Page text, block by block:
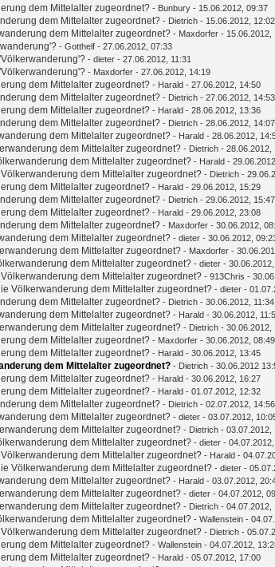
dem Mittelalter zugeordnet? - Bunbury - 15.06.2012, 09:37
dem Mittelalter zugeordnet? - Dietrich - 15.06.2012, 12:02
dem Mittelalter zugeordnet? - Maxdorfer - 15.06.2012,
- Gotthelf - 27.06.2012, 07:33
- dieter - 27.06.2012, 11:31
- Maxdorfer - 27.06.2012, 14:19
dem Mittelalter zugeordnet? - Harald - 27.06.2012, 14:50
dem Mittelalter zugeordnet? - Dietrich - 27.06.2012, 14:53
dem Mittelalter zugeordnet? - Harald - 28.06.2012, 13:36
dem Mittelalter zugeordnet? - Dietrich - 28.06.2012, 14:07
dem Mittelalter zugeordnet? - Harald - 28.06.2012,
dem Mittelalter zugeordnet? - Dietrich - 28.06.2012,
dem Mittelalter zugeordnet? - Harald -
dem Mittelalter zugeordnet? - Dietrich -
dem Mittelalter zugeordnet? - Harald - 29.06.2012, 15:29
dem Mittelalter zugeordnet? - Dietrich - 29.06.2012, 15:47
dem Mittelalter zugeordnet? - Harald - 29.06.2012, 23:08
dem Mittelalter zugeordnet? - Maxdorfer - 30.06.2012,
dem Mittelalter zugeordnet? - dieter - 30.06.2012,
dem Mittelalter zugeordnet? - Maxdorfer -
dem Mittelalter zugeordnet? - dieter -
dem Mittelalter zugeordnet? - 913Chris -
Völkerwanderung dem Mittelalter zugeordnet? - dieter -
dem Mittelalter zugeordnet? - Dietrich - 30.06.2012, 11:34
dem Mittelalter zugeordnet? - Harald - 30.06.2012,
dem Mittelalter zugeordnet? - Dietrich - 30.06.2012,
dem Mittelalter zugeordnet? - Maxdorfer - 30.06.2012, 08:49
dem Mittelalter zugeordnet? - Harald - 30.06.2012, 13:45
dem Mittelalter zugeordnet? - Dietrich - 30.06.2012
dem Mittelalter zugeordnet? - Harald - 30.06.2012, 16:27
dem Mittelalter zugeordnet? - Harald - 01.07.2012, 12:32
dem Mittelalter zugeordnet? - Dietrich - 02.07.2012, 14:56
dem Mittelalter zugeordnet? - dieter - 03.07.2012,
dem Mittelalter zugeordnet? - Dietrich - 03.07.2012,
dem Mittelalter zugeordnet? - dieter - 04.07.2012,
dem Mittelalter zugeordnet? - Harald -
Völkerwanderung dem Mittelalter zugeordnet? - dieter -
dem Mittelalter zugeordnet? - Harald - 03.07.2012,
dem Mittelalter zugeordnet? - dieter - 04.07.2012,
dem Mittelalter zugeordnet? - Dietrich - 04.07.2012,
dem Mittelalter zugeordnet? - Wallenstein -
dem Mittelalter zugeordnet? - Dietrich -
dem Mittelalter zugeordnet? - Wallenstein - 04.07.2012,
dem Mittelalter zugeordnet? - Harald - 05.07.2012, 17:00